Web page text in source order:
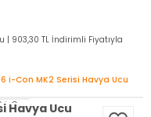
i-Con MK2 Serisi Havya Ucu
Havya Ucu